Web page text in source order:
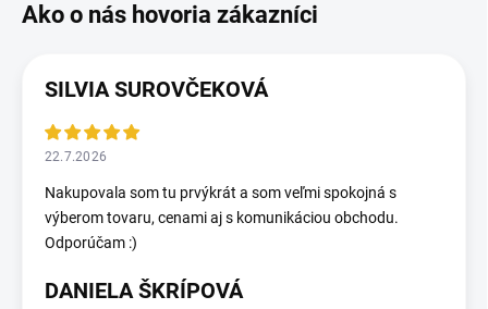
SILVIA SUROVČEKOVÁ
22.7.2026
Nakupovala som tu prvýkrát a som veľmi spokojná s
výberom tovaru, cenami aj s komunikáciou obchodu.
Odporúčam :)
DANIELA ŠKRÍPOVÁ